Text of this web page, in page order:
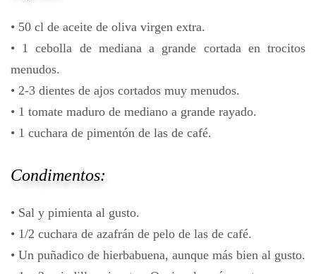
• 50 cl de aceite de oliva virgen extra.
• 1 cebolla de mediana a grande cortada en trocitos
menudos.
• 2-3 dientes de ajos cortados muy menudos.
• 1 tomate maduro de mediano a grande rayado.
• 1 cuchara de pimentón de las de café.
Condimentos:
• Sal y pimienta al gusto.
• 1/2 cuchara de azafrán de pelo de las de café.
• Un puñadico de hierbabuena, aunque más bien al gusto.